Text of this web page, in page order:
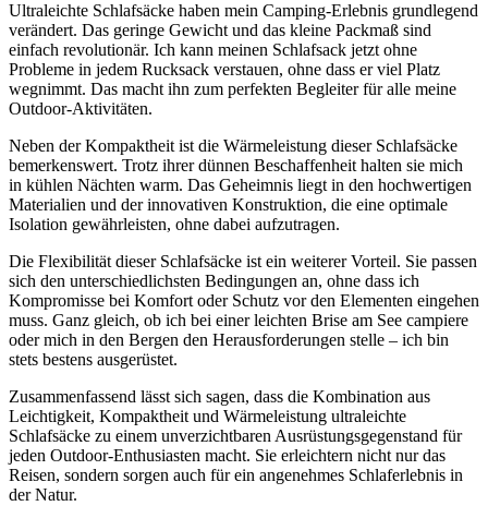
Ultraleichte Schlafsäcke haben mein Camping-Erlebnis grundlegend
verändert. Das geringe Gewicht und das kleine Packmaß sind
einfach revolutionär. Ich kann meinen Schlafsack jetzt ohne
Probleme in jedem Rucksack verstauen, ohne dass er viel Platz
wegnimmt. Das macht ihn zum perfekten Begleiter für alle meine
Outdoor-Aktivitäten.
Neben der Kompaktheit ist die Wärmeleistung dieser Schlafsäcke
bemerkenswert. Trotz ihrer dünnen Beschaffenheit halten sie mich
in kühlen Nächten warm. Das Geheimnis liegt in den hochwertigen
Materialien und der innovativen Konstruktion, die eine optimale
Isolation gewährleisten, ohne dabei aufzutragen.
Die Flexibilität dieser Schlafsäcke ist ein weiterer Vorteil. Sie passen
sich den unterschiedlichsten Bedingungen an, ohne dass ich
Kompromisse bei Komfort oder Schutz vor den Elementen eingehen
muss. Ganz gleich, ob ich bei einer leichten Brise am See campiere
oder mich in den Bergen den Herausforderungen stelle – ich bin
stets bestens ausgerüstet.
Zusammenfassend lässt sich sagen, dass die Kombination aus
Leichtigkeit, Kompaktheit und Wärmeleistung ultraleichte
Schlafsäcke zu einem unverzichtbaren Ausrüstungsgegenstand für
jeden Outdoor-Enthusiasten macht. Sie erleichtern nicht nur das
Reisen, sondern sorgen auch für ein angenehmes Schlaferlebnis in
der Natur.